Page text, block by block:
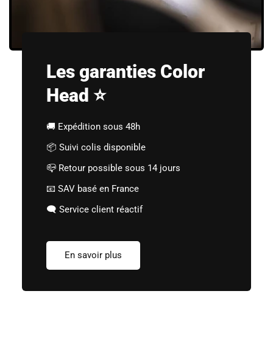
Les garanties Color
Head ⭐
🚚 Expédition sous 48h
📦 Suivi colis disponible
📪 Retour possible sous 14 jours
📧 SAV basé en France
🗨️ Service client réactif
En savoir plus